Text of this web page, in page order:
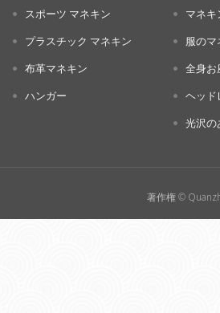
スポーツ マネキン
プラスチック マネキン
布革マネキン
ハンガー
マネ
服の
全身お
ヘッド
光沢の
著作権 ©